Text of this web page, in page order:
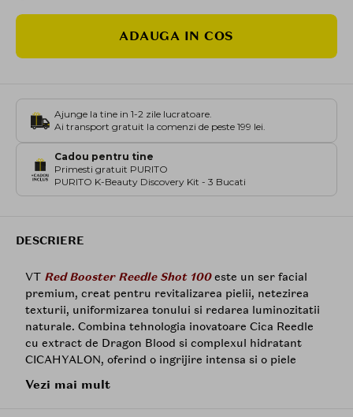
ADAUGA IN COS
Ajunge la tine in 1-2 zile lucratoare.
Ai transport gratuit la comenzi de peste 199 lei.
Cadou pentru tine
Primesti gratuit PURITO
PURITO K-Beauty Discovery Kit - 3 Bucati
DESCRIERE
VT Red Booster Reedle Shot 100este un ser facial
premium, creat pentru revitalizarea pielii, netezirea
texturii, uniformizarea tonului si redarea luminozitatii
naturale. Combina tehnologia inovatoare Cica Reedle
cu extract de Dragon Blood si complexul hidratant
CICAHYALON, oferind o ingrijire intensa si o piele
Vezi mai mult